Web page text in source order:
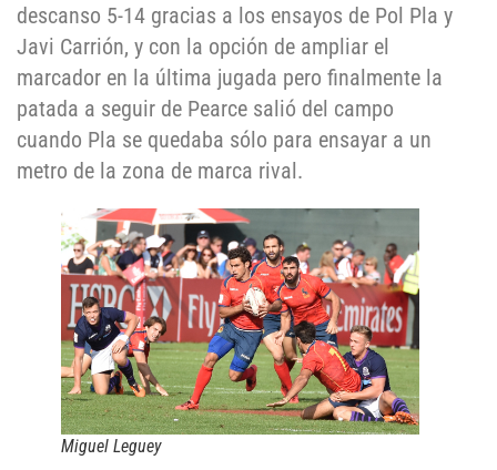
descanso 5-14 gracias a los ensayos de Pol Pla y
Javi Carrión, y con la opción de ampliar el
marcador en la última jugada pero finalmente la
patada a seguir de Pearce salió del campo
cuando Pla se quedaba sólo para ensayar a un
metro de la zona de marca rival.
Miguel Leguey